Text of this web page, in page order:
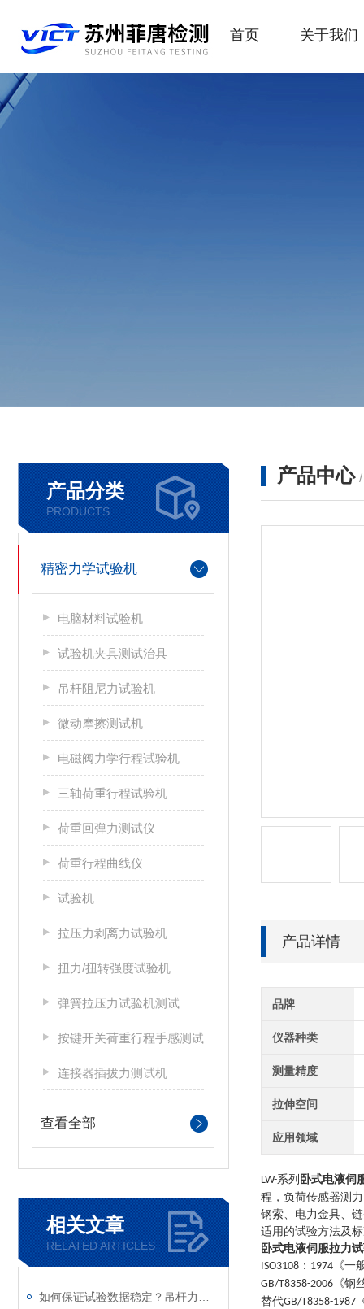
首页 关于我们
产品分类
PRODUCTS
精密力学试验机
电脑材料试验机
试验机夹具测试治具
吊杆阻尼力试验机
微动摩擦测试机
电磁阀力学行程试验机
三轴荷重行程试验机
荷重回弹力测试仪
荷重行程曲线仪
试验机
拉压力剥离力试验机
扭力/扭转强度试验机
弹簧拉压力试验机测试
按键开关荷重行程手感测试
连接器插拔力测试机
查看全部
相关文章
RELATED ARTICLES
产品中心
产品详情
品牌
仪器种类
测量精度
拉伸空间
应用领域
LW-系列 卧式电液伺
程，负荷传感器测
钢索、电力金具、
适用的试验方法及
卧式电液伺服拉力
ISO3108 ： 1974 《一
GB/T8358-2006 《钢
替代GB/T8358-1987